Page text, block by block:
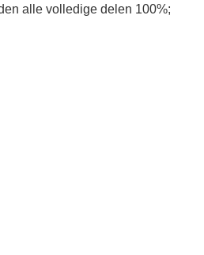
alle volledige delen 100%;